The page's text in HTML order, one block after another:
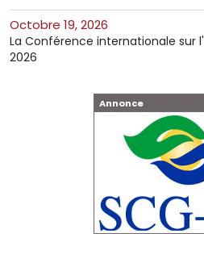
octobre 19, 2026
La Conférence internationale sur
2026
Annonce